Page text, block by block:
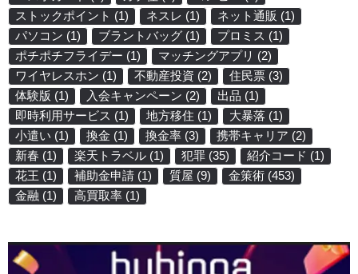
ストックポイント (1) ネスレ (1) ネット通販 (1)
パソコン (1) ブラントバッグ (1) プロミス (1)
ポチポチフライデー (1) マッチングアプリ (2)
ワイヤレスホン (1) 不動産投資 (2) 住民票 (3)
体験版 (1) 入会キャンペーン (2) 出品 (1)
即時利用サービス (1) 地方移住 (1) 大暴落 (1)
小遣い (1) 換金 (1) 換金率 (3) 携帯キャリア (2)
新春 (1) 楽天トラベル (1) 犯罪 (35) 紹介コード (1)
花王 (1) 補助金申請 (1) 質屋 (9) 金策術 (453)
金融 (1) 高買取率 (1)